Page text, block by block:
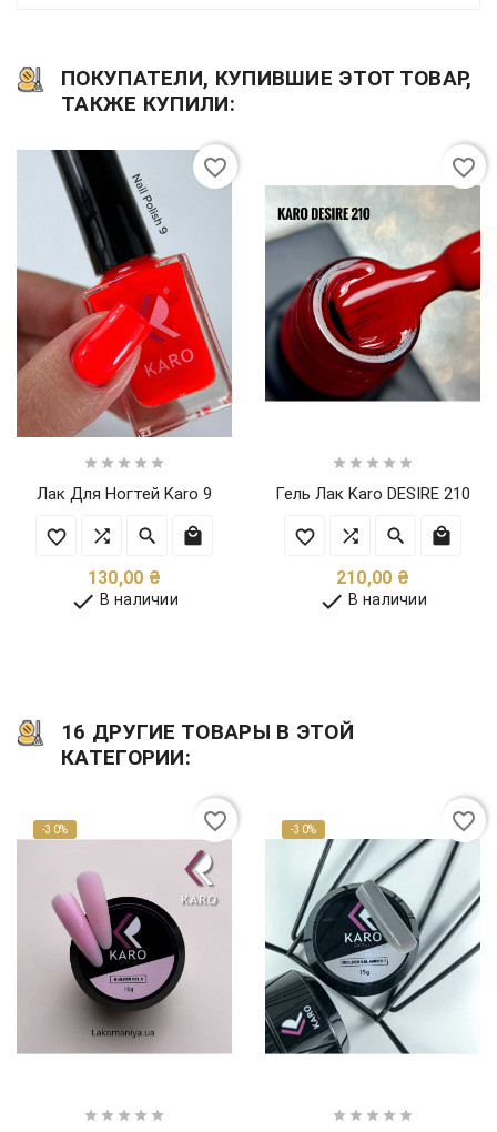
ПОКУПАТЕЛИ, КУПИВШИЕ ЭТОТ ТОВАР,
ТАКЖЕ КУПИЛИ:
    
Лак Для Ногтей Karo 9
130,00 ₴
 В наличии
favorite_border
    
Гель Лак Karo DESIRE 210
210,00 ₴
 В наличии
favorite_border
16 ДРУГИЕ ТОВАРЫ В ЭТОЙ
КАТЕГОРИИ:
-30%
    
favorite_border -30%
    
favorite_border